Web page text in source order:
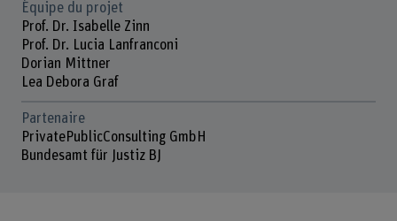
Équipe du projet
Prof. Dr. Isabelle Zinn
Prof. Dr. Lucia Lanfranconi
Dorian Mittner
Lea Debora Graf
Partenaire
PrivatePublicConsulting GmbH
Bundesamt für Justiz BJ